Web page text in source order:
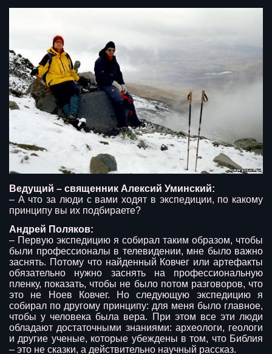
Ведущий – священник Алексий Уминский:
– А что за люди с вами ходят в экспедиции, по какому
принципу вы их подбираете?
Андрей Поляков:
– Первую экспедицию я собирал таким образом, чтобы
были профессионалы в телевидении, мне было важно
заснять. Потому что найденный Ковчег или артефакты
обязательно нужно заснять на профессиональную
пленку, показать, чтобы не было потом разговоров, что
это не Ноев Ковчег. Но следующую экспедицию я
собирал по другому принципу: для меня было главное,
чтобы у человека была вера. При этом все эти люди
обладают достаточными знаниями: археологи, геологи
и другие ученые, которые убеждены в том, что Библия
– это не сказки, а действительно научный рассказ.